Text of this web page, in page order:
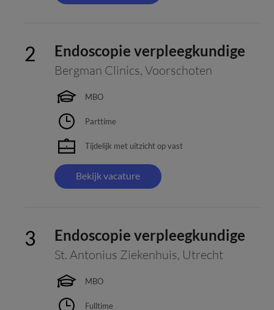
Endoscopie verpleegkundige
Bergman Clinics, Voorschoten
MBO
Parttime
Tijdelijk met uitzicht op vast
Bekijk vacature
Endoscopie verpleegkundige
St. Antonius Ziekenhuis, Utrecht
MBO
Fulltime